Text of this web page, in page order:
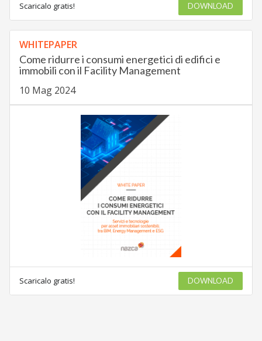
Scaricalo gratis! DOWNLOAD
WHITEPAPER
Come ridurre i consumi energetici di edifici e
immobili con il Facility Management
10 Mag 2024
Scaricalo gratis! DOWNLOAD